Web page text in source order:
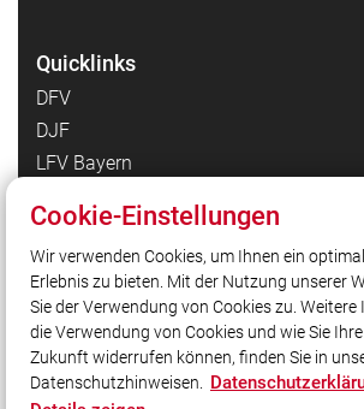
Quicklinks
DFV
DJF
LFV Bayern
brandwacht
Florian Kommen
Feuerwehr-Lernbar
Erwachsenenleistungsmarsch OFR
Cookie-Einstellungen
Wir verwenden Cookies, um Ihnen ein
Erlebnis zu bieten. Mit der Nutzung unserer
Sie der Verwendung von Cookies zu.
die Verwendung von Cookies und wie Sie
Zukunft widerrufen können, finden Sie in
Datenschutzhinweisen.